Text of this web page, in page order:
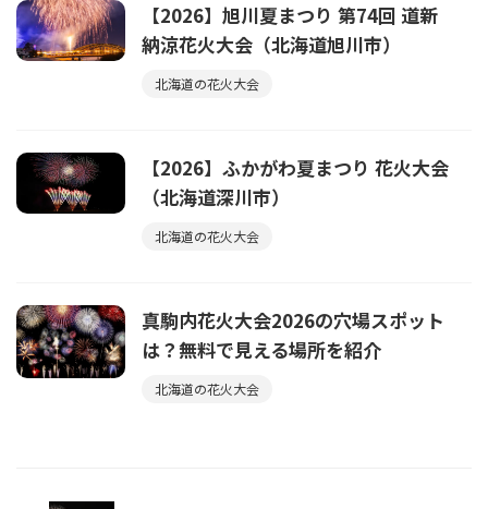
【2026】旭川夏まつり 第74回 道新
納涼花火大会（北海道旭川市）
北海道の花火大会
【2026】ふかがわ夏まつり 花火大会
（北海道深川市）
北海道の花火大会
真駒内花火大会2026の穴場スポット
は？無料で見える場所を紹介
北海道の花火大会